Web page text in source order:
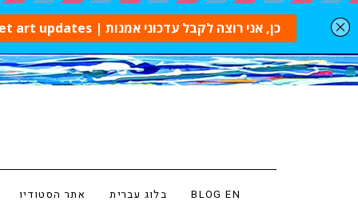
אתר הסטודיו בלוג עברית BLOG EN